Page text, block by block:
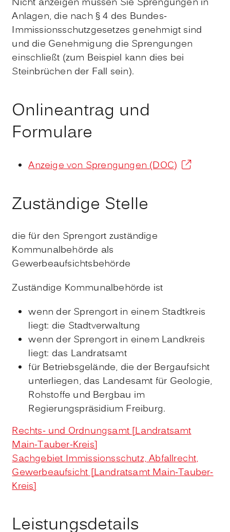
Nicht anzeigen müssen Sie Sprengungen in
Anlagen, die nach § 4 des Bundes-
Immissionsschutzgesetzes genehmigt sind
und die Genehmigung die Sprengungen
einschließt (zum Beispiel kann dies bei
Steinbrüchen der Fall sein).
Onlineantrag und
Formulare
Anzeige von Sprengungen (DOC)
Zuständige Stelle
die für den Sprengort zuständige
Kommunalbehörde als
Gewerbeaufsichtsbehörde
Zuständige Kommunalbehörde ist
wenn der Sprengort in einem Stadtkreis
liegt: die Stadtverwaltung
wenn der Sprengort in einem Landkreis
liegt: das Landratsamt
für Betriebsgelände, die der Bergaufsicht
unterliegen, das Landesamt für Geologie,
Rohstoffe und Bergbau im
Regierungspräsidium Freiburg.
Rechts- und Ordnungsamt [Landratsamt
Main-Tauber-Kreis]
Sachgebiet Immissionsschutz, Abfallrecht,
Gewerbeaufsicht [Landratsamt Main-Tauber-
Kreis]
Leistungsdetails